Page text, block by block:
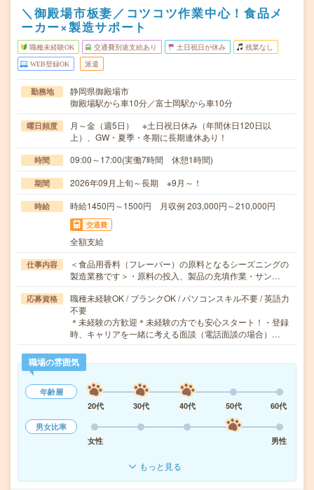
＼御殿場市板妻／コツコツ作業中心！食品メ
ーカー×製造サポート
職種未経験OK 交通費別途支給あり 土日祝日が休み 残業なし
WEB登録OK 派遣
勤務地
静岡県御殿場市
御殿場駅から車10分／富士岡駅から車10分
曜日頻度
月～金（週5日） ※土日祝日休み（年間休日120日以
上）、GW・夏季・冬期に長期連休あり！
時間 09:00～17:00(実働7時間 休憩1時間)
期間 2026年09月上旬～長期 ※9月～！
時給 時給1450円～1500円 月収例 203,000円～210,000円
交通費
全額支給
仕事内容
＜食品用香料（フレーバー）の原料となるシーズニングの
製造業務です＞・原料の投入、製品の充填作業・サン…
応募資格
職種未経験OK / ブランクOK / パソコンスキル不要 / 英語力
不要
＊未経験の方歓迎＊未経験の方でも安心スタート！・登録
時、キャリアを一緒に考える面談（電話面談の場合）…
職場の雰囲気
年齢層
20代
30代 40代 50代
60代
男女比率
女性
男性
もっと見る